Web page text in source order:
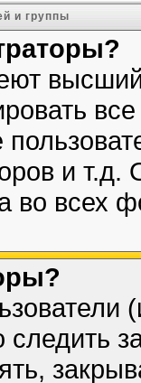
и группы
и
во всех